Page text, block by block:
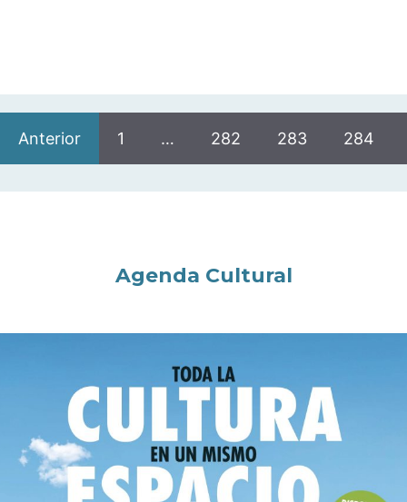
Anterior 1 … 282 283 284
Agenda Cultural